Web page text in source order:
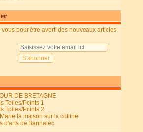
vous pour être averti des nouveaux articles
DE BRETAGNE
Toiles/Points 1
Toiles/Points 2
la maison sur la colline
d'arts de Bannalec